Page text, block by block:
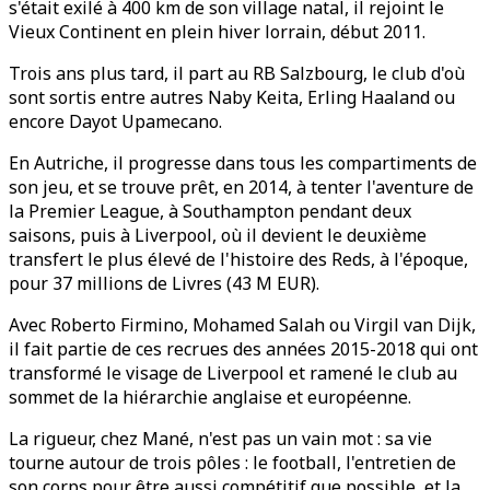
s'était exilé à 400 km de son village natal, il rejoint le
Vieux Continent en plein hiver lorrain, début 2011.
Trois ans plus tard, il part au RB Salzbourg, le club d'où
sont sortis entre autres Naby Keita, Erling Haaland ou
encore Dayot Upamecano.
En Autriche, il progresse dans tous les compartiments de
son jeu, et se trouve prêt, en 2014, à tenter l'aventure de
la Premier League, à Southampton pendant deux
saisons, puis à Liverpool, où il devient le deuxième
transfert le plus élevé de l'histoire des Reds, à l'époque,
pour 37 millions de Livres (43 M EUR).
Avec Roberto Firmino, Mohamed Salah ou Virgil van Dijk,
il fait partie de ces recrues des années 2015-2018 qui ont
transformé le visage de Liverpool et ramené le club au
sommet de la hiérarchie anglaise et européenne.
La rigueur, chez Mané, n'est pas un vain mot : sa vie
tourne autour de trois pôles : le football, l'entretien de